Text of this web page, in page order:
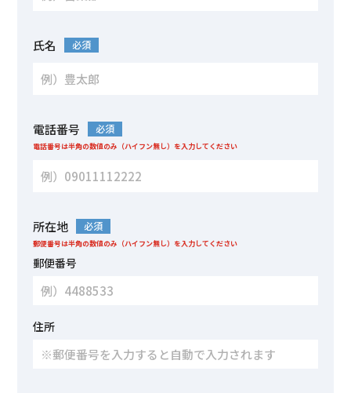
氏名 必須
電話番号 必須
電話番号は半角の数値のみ（ハイフン無し）を入力してください
所在地 必須
郵便番号は半角の数値のみ（ハイフン無し）を入力してください
郵便番号
住所